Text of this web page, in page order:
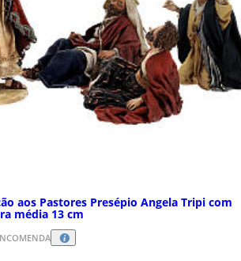
aos Pastores Presépio Angela Tripi com
média 13 cm